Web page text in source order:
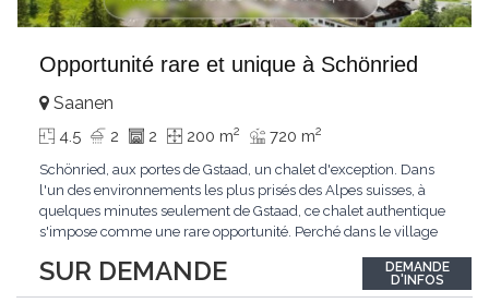
Opportunité rare et unique à Schönried
SUR DEMANDE
Saanen
4.5 2 2 200 m2 720 m2
Schönried, aux portes de Gstaad, un chalet d'exception. Dans
l'un des environnements les plus prisés des Alpes suisses, à
quelques minutes seulement de Gstaad, ce chalet authentique
s'impose comme une rare opportunité. Perché dans le village
station et les sommets qui l'encadrent, un spectacle qui change
au fil des saisons. Avec...
DEMANDE
D'INFOS